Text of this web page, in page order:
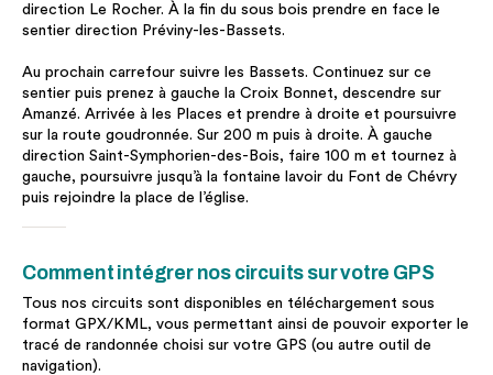
direction Le Rocher. À la fin du sous bois prendre en face le
sentier direction Préviny-les-Bassets.
Au prochain carrefour suivre les Bassets. Continuez sur ce
sentier puis prenez à gauche la Croix Bonnet, descendre sur
Amanzé. Arrivée à les Places et prendre à droite et poursuivre
sur la route goudronnée. Sur 200 m puis à droite. À gauche
direction Saint-Symphorien-des-Bois, faire 100 m et tournez à
gauche, poursuivre jusqu’à la fontaine lavoir du Font de Chévry
puis rejoindre la place de l’église.
Comment intégrer nos circuits sur votre GPS
Tous nos circuits sont disponibles en téléchargement sous
format GPX/KML, vous permettant ainsi de pouvoir exporter le
tracé de randonnée choisi sur votre GPS (ou autre outil de
navigation).